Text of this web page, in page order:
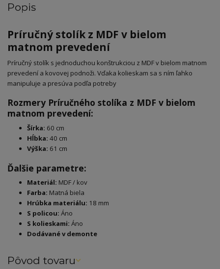
Popis
Príručný stolík z MDF v bielom
matnom prevedení
Príručný stolík s jednoduchou konštrukciou z MDF v bielom matnom
prevedení a kovovej podnoži. Vďaka kolieskam sa s ním ľahko
manipuluje a presúva podľa potreby
Rozmery Príručného stolíka z MDF v bielom
matnom prevedení:
Šírka: 60 cm
Hĺbka: 40 cm
Výška: 61 cm
Ďalšie parametre:
Materiál: MDF / kov
Farba: Matná biela
Hrúbka materiálu: 18 mm
S policou: Áno
S kolieskami: Áno
Dodávané v demonte
Pôvod tovaru